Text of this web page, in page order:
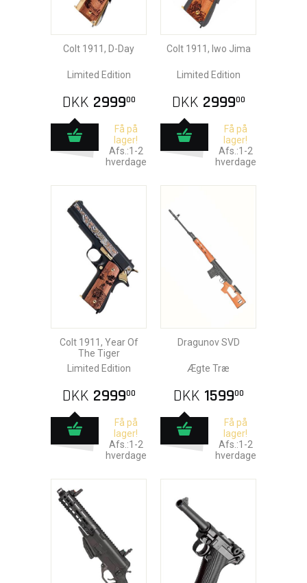
Colt 1911, D-Day
Limited Edition
DKK 299900
Få på
lager!
Afs.:1-2
hverdage
Colt 1911, Iwo Jima
Limited Edition
DKK 299900
Få på
lager!
Afs.:1-2
hverdage
Colt 1911, Year Of
The Tiger
Limited Edition
DKK 299900
Få på
lager!
Afs.:1-2
hverdage
Dragunov SVD
Ægte Træ
DKK 159900
Få på
lager!
Afs.:1-2
hverdage